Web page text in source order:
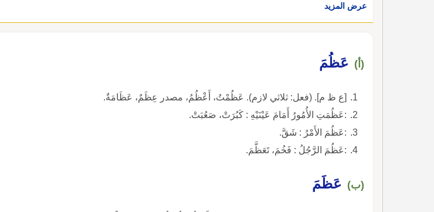
عرض المزيد
(أ) عَظُمَ
[ع ظ م]. (فعل: ثلاثي لازم). عَظُمْتُ، أَعْظُمُ، مصدر عِظَمٌ، عَظَامَةٌ.
:عَظُمَتِ الأُمُورُ أَمَامَ عَيْنَيْهِ : كَبُرَتْ، صَعُبَتْ.
:عَظُمَ الأَمْرُ : شَقَّ.
:عَظُمَ الرَّجُلُ : فَخُمَ، تَعَظَّمَ.
(ب) عَظَمَ